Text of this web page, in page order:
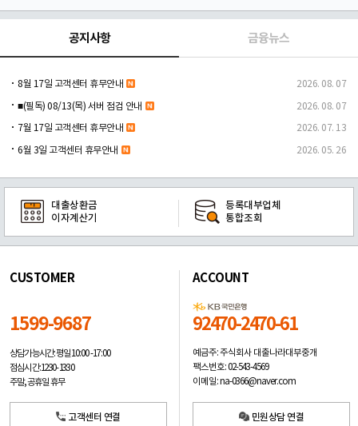
공지사항 금융뉴스
8월 17일 고객센터 휴무안내 2026. 08. 07
■(필독) 08/13(목) 서버 점검 안내 2026. 08. 07
7월 17일 고객센터 휴무안내 2026. 07. 13
6월 3일 고객센터 휴무안내 2026. 05. 26
대출상환금
이자계산기
등록대부업체
통합조회
CUSTOMER
1599-9687
상담가능시간: 평일10:00 -17:00
점심시간: 12:30 - 13:30
주말, 공휴일 휴무
고객센터 연결
ACCOUNT
92470-2470-61
예금주: 주식회사 대출나라대부중개
팩스번호: 02-543-4569
이메일: na-0366@naver.com
민원상담 연결